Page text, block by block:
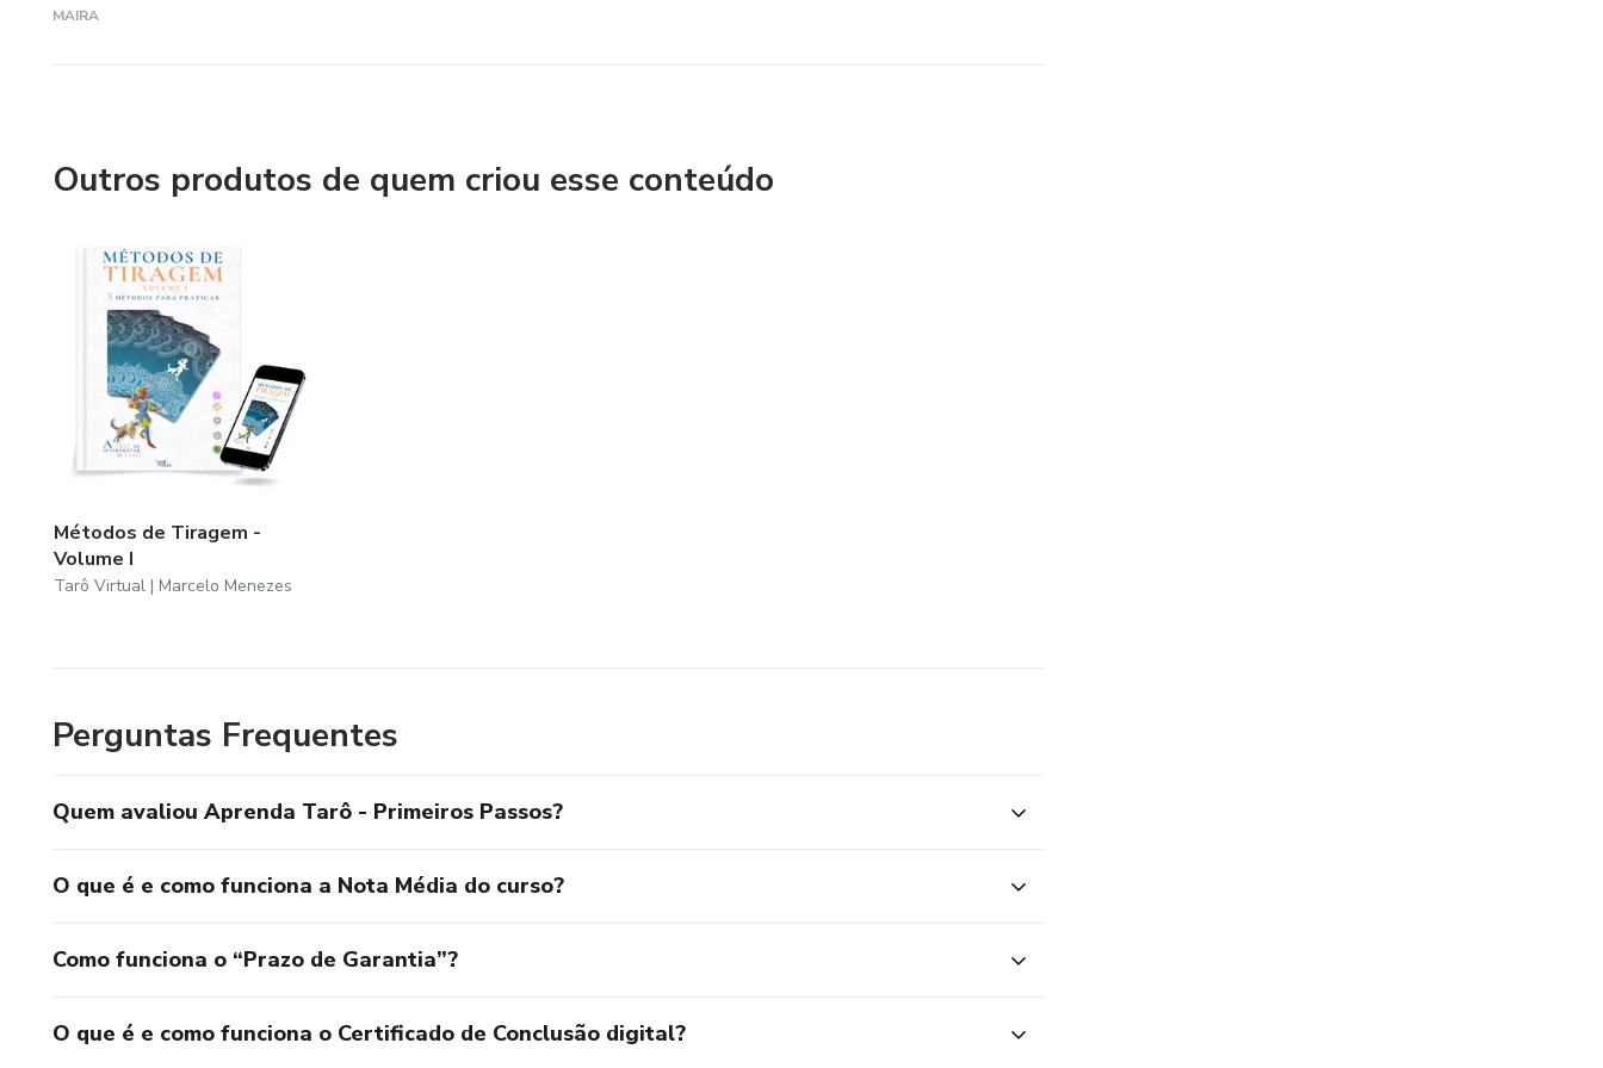
MAIRA
Outros produtos de quem criou esse conteúdo
Métodos de Tiragem -
Volume I
Tarô Virtual | Marcelo Menezes
Perguntas Frequentes
Quem avaliou Aprenda Tarô - Primeiros Passos?
O que é e como funciona a Nota Média do curso?
Como funciona o “Prazo de Garantia”?
O que é e como funciona o Certificado de Conclusão digital?